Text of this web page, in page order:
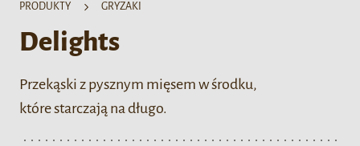
PRODUKTY GRYZAKI
Delights
Przekąski z pysznym mięsem w środku,
które starczają na długo.